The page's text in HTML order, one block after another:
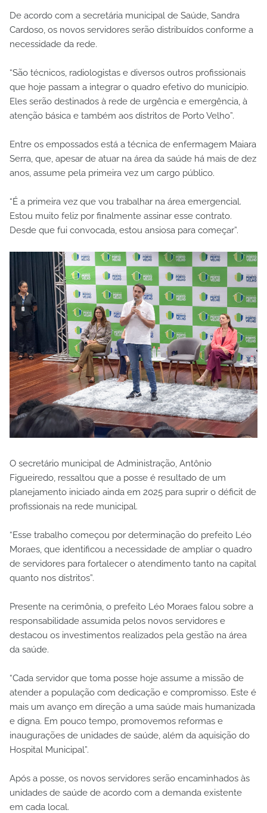
De acordo com a secretária municipal de Saúde, Sandra
Cardoso, os novos servidores serão distribuídos conforme a
necessidade da rede.
“São técnicos, radiologistas e diversos outros profissionais
que hoje passam a integrar o quadro efetivo do município.
Eles serão destinados à rede de urgência e emergência, à
atenção básica e também aos distritos de Porto Velho”.
Entre os empossados está a técnica de enfermagem Maiara
Serra, que, apesar de atuar na área da saúde há mais de dez
anos, assume pela primeira vez um cargo público.
“É a primeira vez que vou trabalhar na área emergencial.
Estou muito feliz por finalmente assinar esse contrato.
Desde que fui convocada, estou ansiosa para começar”.
O secretário municipal de Administração, Antônio
Figueiredo, ressaltou que a posse é resultado de um
planejamento iniciado ainda em 2025 para suprir o déficit de
profissionais na rede municipal.
“Esse trabalho começou por determinação do prefeito Léo
Moraes, que identificou a necessidade de ampliar o quadro
de servidores para fortalecer o atendimento tanto na capital
quanto nos distritos”.
Presente na cerimônia, o prefeito Léo Moraes falou sobre a
responsabilidade assumida pelos novos servidores e
destacou os investimentos realizados pela gestão na área
da saúde.
“Cada servidor que toma posse hoje assume a missão de
atender a população com dedicação e compromisso. Este é
mais um avanço em direção a uma saúde mais humanizada
e digna. Em pouco tempo, promovemos reformas e
inaugurações de unidades de saúde, além da aquisição do
Hospital Municipal”.
Após a posse, os novos servidores serão encaminhados às
unidades de saúde de acordo com a demanda existente
em cada local.